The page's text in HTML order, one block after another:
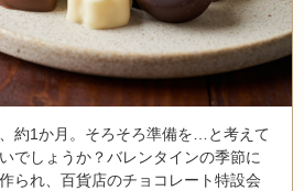
約1か月。そろそろ準備を…と考えて
でしょうか？バレンタインの季節に
られ、百貨店のチョコレート特設会